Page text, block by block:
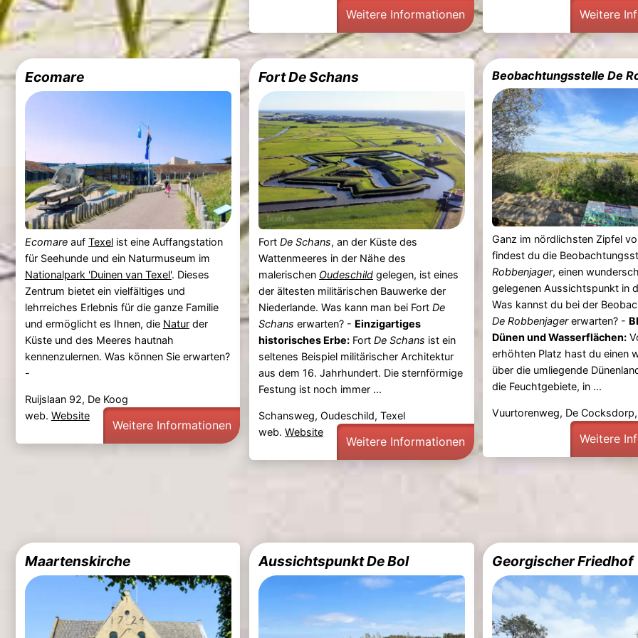
Weitere Informationen Weitere
Ecomare
Ecomareauf Texelist eine Auffangstation
für Seehunde und ein Naturmuseum im
Nationalpark 'Duinen van Texel'. Dieses
Zentrum bietet ein vielfältiges und
lehrreiches Erlebnis für die ganze Familie
und ermöglicht es Ihnen, die Naturder
Küste und des Meeres hautnah
kennenzulernen. Was können Sie erwarten?
-
Ruijslaan 92, De Koog
web. Website
Weitere Informationen
Fort De Schans
Fort De Schans, an der Küste des
Wattenmeeres in der Nähe des
malerischen Oudeschildgelegen, ist eines
der ältesten militärischen Bauwerke der
Niederlande. Was kann man bei Fort De
Schans erwarten? - Einzigartiges
historisches Erbe:Fort De Schans ist ein
seltenes Beispiel militärischer Architektur
aus dem 16. Jahrhundert. Die sternförmige
Festung ist noch immer ...
Schansweg, Oudeschild, Texel
web. Website
Weitere Informationen
Beobachtungsstelle De
Ganz im nördlichsten Zipfel
findest du die
Robbenjager, einen
gelegenen Aussichtspunkt in
Was kannst du bei der
De Robbenjagererwarten? -
Dünen und Wasserflächen:
erhöhten Platz hast du einen
über die umliegende
die Feuchtgebiete, in ...
Vuurtorenweg, De
Weitere
Maartenskirche Aussichtspunkt De Bol Georgischer Friedhof